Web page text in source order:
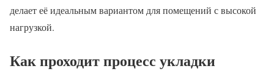
делает её идеальным вариантом для помещений с высокой
нагрузкой.
Как проходит процесс укладки